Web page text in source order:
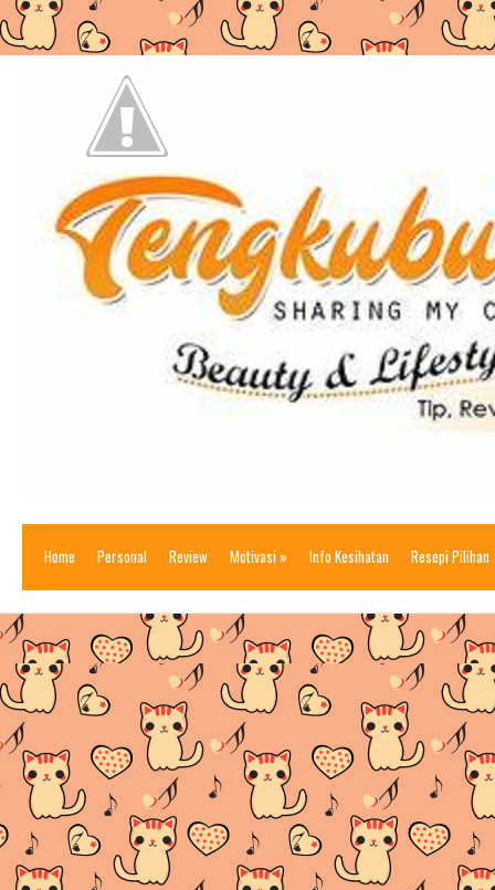
Home Personal Review Motivasi » Info Kesihatan Resepi Pilihan